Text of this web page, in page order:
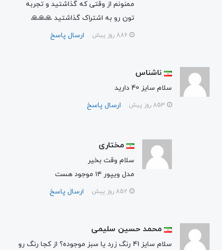
ممنونم از وقتی که گذاشتید و تجربه
تون رو به اشتراک گذاشتید 🙏🙏🙏
ارسال پاسخ
ناشناس
سلام سایز 40 دارید
ارسال پاسخ
مختاری
سلام وقت بخیر
مدل ویپور ۱۴ موجود هست
ارسال پاسخ
محمد حسین سلیمی
سلام سایز 41 رنگ زرد یا سبز موجوده؟ از کجا رنگ رو